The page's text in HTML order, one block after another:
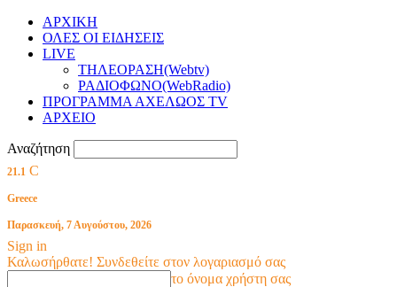
ΑΡΧΙΚΗ
ΟΛΕΣ ΟΙ ΕΙΔΗΣΕΙΣ
LIVE
ΤΗΛΕΟΡΑΣΗ(Webtv)
ΡΑΔΙΟΦΩΝΟ(WebRadio)
ΠΡΟΓΡΑΜΜΑ ΑΧΕΛΩΟΣ TV
ΑΡΧΕΙΟ
Αναζήτηση
21.1 C
Greece
Παρασκευή, 7 Αυγούστου, 2026
Sign in
Καλωσήρθατε! Συνδεθείτε στον λογαριασμό σας
το όνομα χρήστη σας